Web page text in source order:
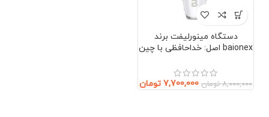
دستگاه مینورلیفت برند
baionex اصل: خداحافظی با چین
گردن)
8,000,000 تومان 7,700,000 تومان